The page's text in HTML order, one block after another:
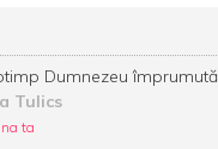
Dumnezeu
Tulics
ta